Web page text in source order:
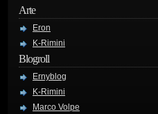
Arte
Eron
K-Rimini
Blogroll
Ernyblog
K-Rimini
Marco Volpe